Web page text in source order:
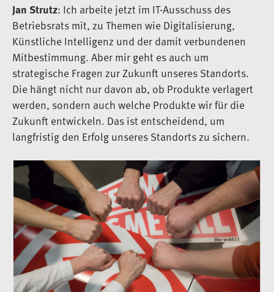
Jan Strutz: Ich arbeite jetzt im IT-Ausschuss des
Betriebsrats mit, zu Themen wie Digitalisierung,
Künstliche Intelligenz und der damit verbundenen
Mitbestimmung. Aber mir geht es auch um
strategische Fragen zur Zukunft unseres Standorts.
Die hängt nicht nur davon ab, ob Produkte verlagert
werden, sondern auch welche Produkte wir für die
Zukunft entwickeln. Das ist entscheidend, um
langfristig den Erfolg unseres Standorts zu sichern.